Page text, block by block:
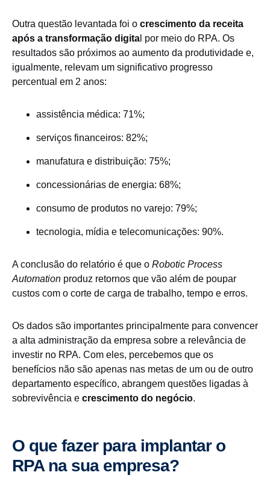
Outra questão levantada foi o crescimento da receita
após a transformação digita l por meio do RPA. Os
resultados são próximos ao aumento da produtividade e,
igualmente, relevam um significativo progresso
percentual em 2 anos:
assistência médica: 71%;
serviços financeiros: 82%;
manufatura e distribuição: 75%;
concessionárias de energia: 68%;
consumo de produtos no varejo: 79%;
tecnologia, mídia e telecomunicações: 90%.
A conclusão do relatório é que o Robotic Process
Automation produz retornos que vão além de poupar
custos com o corte de carga de trabalho, tempo e erros.
Os dados são importantes principalmente para convencer
a alta administração da empresa sobre a relevância de
investir no RPA. Com eles, percebemos que os
benefícios não são apenas nas metas de um ou de outro
departamento específico, abrangem questões ligadas à
sobrevivência e crescimento do negócio.
O que fazer para implantar o
RPA na sua empresa?